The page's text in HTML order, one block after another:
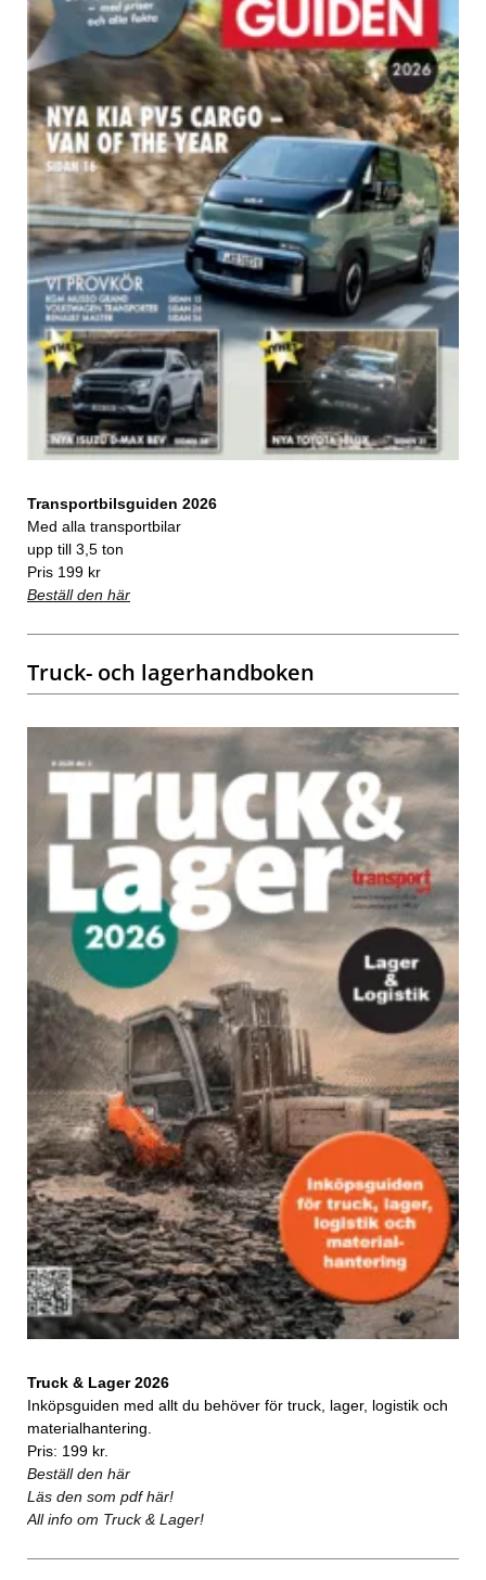
Transportbilsguiden 2026
Med alla transportbilar
upp till 3,5 ton
Pris 199 kr
Beställ den här
Truck- och lagerhandboken
Truck & Lager 2026
Inköpsguiden med allt du behöver för truck, lager, logistik och
materialhantering.
Pris: 199 kr.
Beställ den här
Läs den som pdf här!
All info om Truck & Lager!